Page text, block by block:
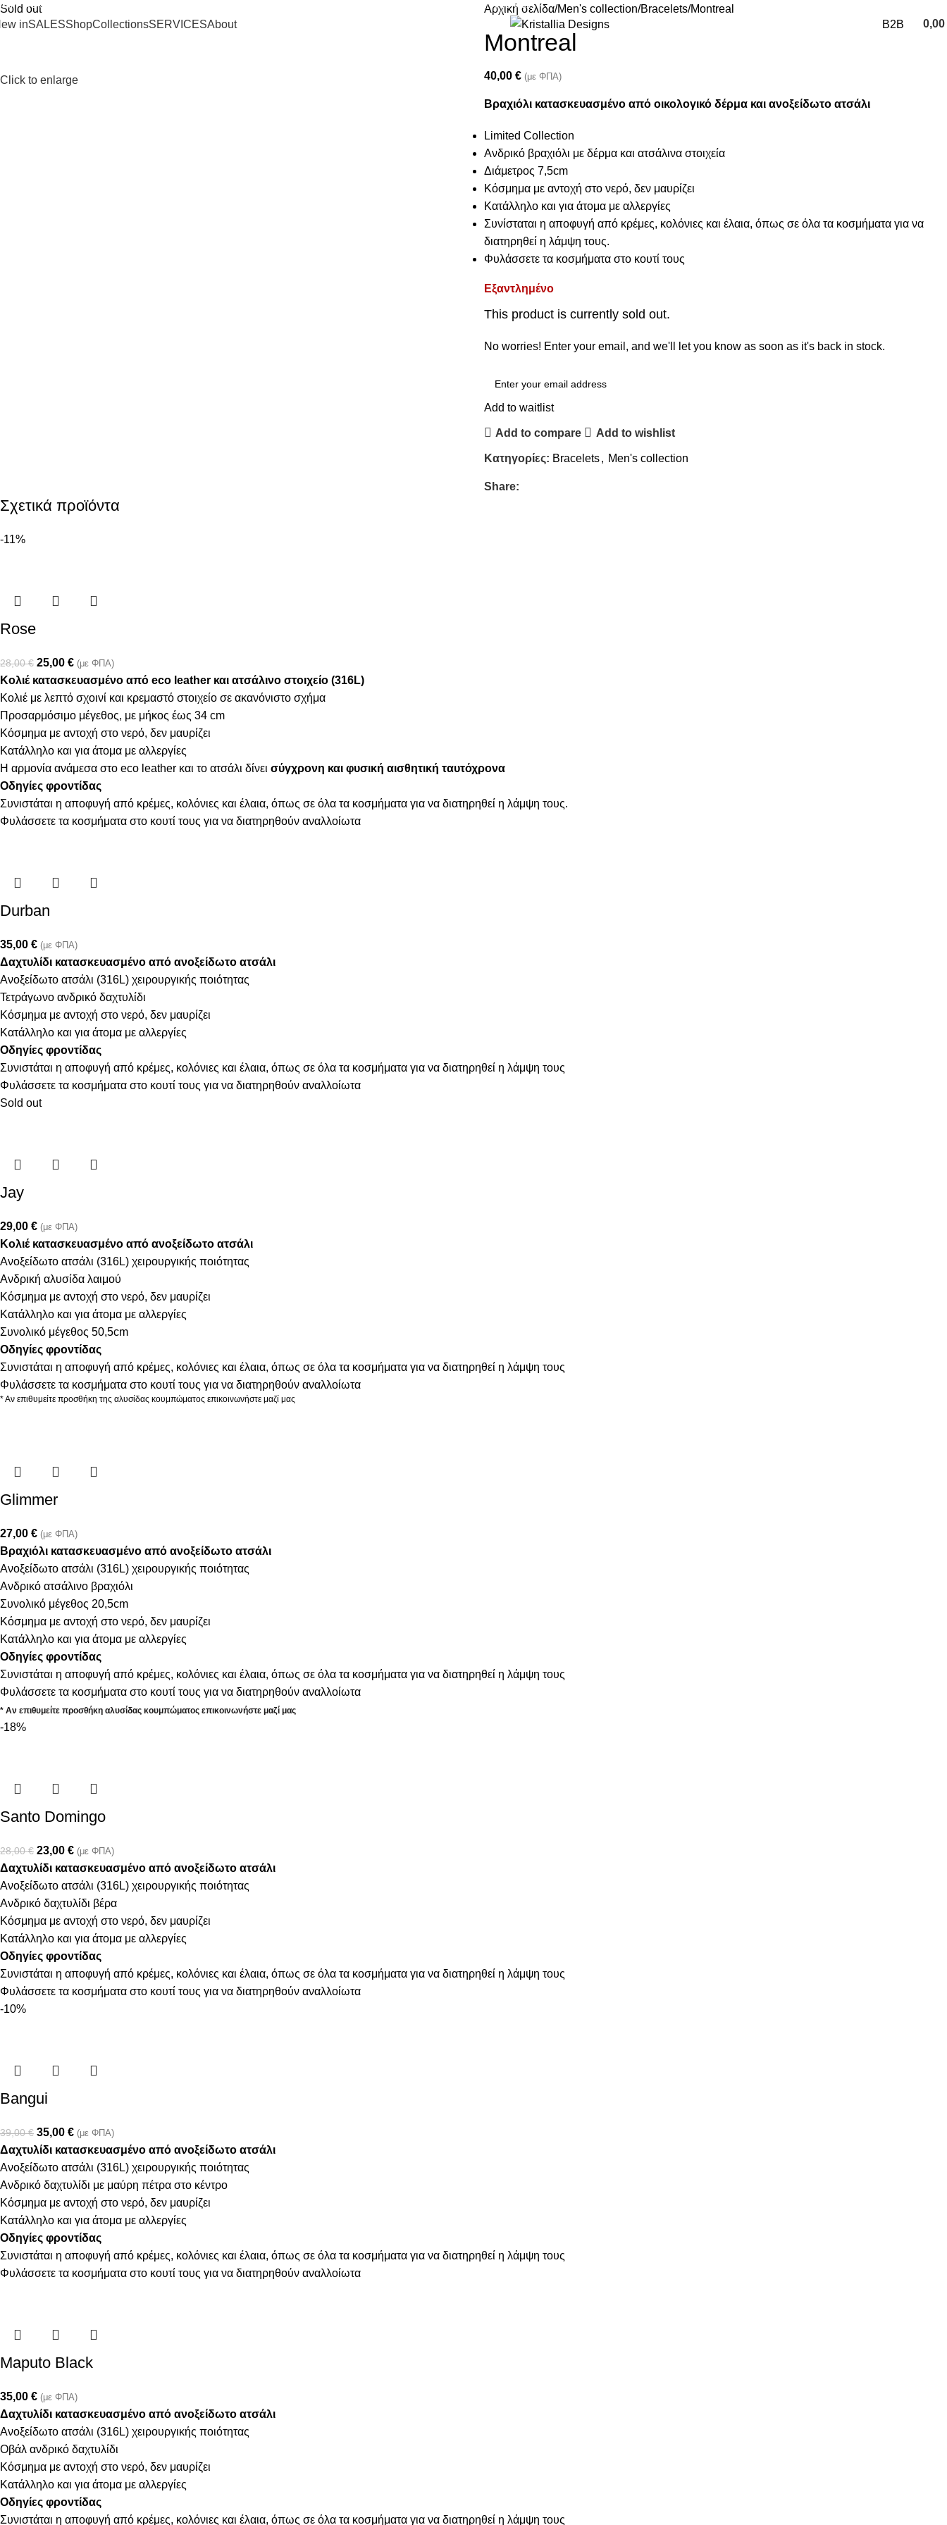
ON ORDERS OVER 100€ Join our newsletter and enjoy 10% Off
inSALESShopCollectionsSERVICESAbout B2B 0,00
Sold out
Click to enlarge
Αρχική σελίδα Men's collection Bracelets Montreal
Montreal
40,00 € (με ΦΠΑ)
Βραχιόλι κατασκευασμένο από οικολογικό δέρμα και ανοξείδωτο ατσάλι
Limited Collection
Ανδρικό βραχιόλι με δέρμα και ατσάλινα στοιχεία
Διάμετρος 7,5cm
Κόσμημα με αντοχή στο νερό, δεν μαυρίζει
Κατάλληλο και για άτομα με αλλεργίες
Συνίσταται η αποφυγή από κρέμες, κολόνιες και έλαια, όπως σε όλα τα κοσμήματα για να
διατηρηθεί η λάμψη τους.
Φυλάσσετε τα κοσμήματα στο κουτί τους
Εξαντλημένο
This product is currently sold out.
No worries! Enter your email, and we'll let you know as soon as it's back in stock.
Add to waitlist
Add to compare Add to wishlist
Κατηγορίες: Bracelets, Men's collection
Share:
Σχετικά προϊόντα
-11%
Rose
28,00€ 25,00 € (με ΦΠΑ)
Κολιέ κατασκευασμένο από eco leather και ατσάλινο στοιχείο (316L)
Κολιέ με λεπτό σχοινί και κρεμαστό στοιχείο σε ακανόνιστο σχήμα
Προσαρμόσιμο μέγεθος, με μήκος έως 34 cm
Κόσμημα με αντοχή στο νερό, δεν μαυρίζει
Κατάλληλο και για άτομα με αλλεργίες
Η αρμονία ανάμεσα στο eco leather και το ατσάλι δίνει σύγχρονη και φυσική αισθητική ταυτόχρονα
Οδηγίες φροντίδας
Συνιστάται η αποφυγή από κρέμες, κολόνιες και έλαια, όπως σε όλα τα κοσμήματα για να διατηρηθεί η λάμψη τους.
Φυλάσσετε τα κοσμήματα στο κουτί τους για να διατηρηθούν αναλλοίωτα
Durban
35,00 € (με ΦΠΑ)
Δαχτυλίδι κατασκευασμένο από ανοξείδωτο ατσάλι
Ανοξείδωτο ατσάλι (316L) χειρουργικής ποιότητας
Τετράγωνο ανδρικό δαχτυλίδι
Κόσμημα με αντοχή στο νερό, δεν μαυρίζει
Κατάλληλο και για άτομα με αλλεργίες
Οδηγίες φροντίδας
Συνιστάται η αποφυγή από κρέμες, κολόνιες και έλαια, όπως σε όλα τα κοσμήματα για να διατηρηθεί η λάμψη τους
Φυλάσσετε τα κοσμήματα στο κουτί τους για να διατηρηθούν αναλλοίωτα
Sold out
Jay
29,00 € (με ΦΠΑ)
Κολιέ κατασκευασμένο από ανοξείδωτο ατσάλι
Ανοξείδωτο ατσάλι (316L) χειρουργικής ποιότητας
Ανδρική αλυσίδα λαιμού
Κόσμημα με αντοχή στο νερό, δεν μαυρίζει
Κατάλληλο και για άτομα με αλλεργίες
Συνολικό μέγεθος 50,5cm
Οδηγίες φροντίδας
Συνιστάται η αποφυγή από κρέμες, κολόνιες και έλαια, όπως σε όλα τα κοσμήματα για να διατηρηθεί η λάμψη τους
Φυλάσσετε τα κοσμήματα στο κουτί τους για να διατηρηθούν αναλλοίωτα
* Αν επιθυμείτε προσθήκη της αλυσίδας κουμπώματος επικοινωνήστε μαζί μας
Glimmer
27,00 € (με ΦΠΑ)
Βραχιόλι κατασκευασμένο από ανοξείδωτο ατσάλι
Ανοξείδωτο ατσάλι (316L) χειρουργικής ποιότητας
Ανδρικό ατσάλινο βραχιόλι
Συνολικό μέγεθος 20,5cm
Κόσμημα με αντοχή στο νερό, δεν μαυρίζει
Κατάλληλο και για άτομα με αλλεργίες
Οδηγίες φροντίδας
Συνιστάται η αποφυγή από κρέμες, κολόνιες και έλαια, όπως σε όλα τα κοσμήματα για να διατηρηθεί η λάμψη τους
Φυλάσσετε τα κοσμήματα στο κουτί τους για να διατηρηθούν αναλλοίωτα
* Αν επιθυμείτε προσθήκη αλυσίδας κουμπώματος επικοινωνήστε μαζί μας
-18%
Santo Domingo
28,00€ 23,00 € (με ΦΠΑ)
Δαχτυλίδι κατασκευασμένο από ανοξείδωτο ατσάλι
Ανοξείδωτο ατσάλι (316L) χειρουργικής ποιότητας
Aνδρικό δαχτυλίδι βέρα
Κόσμημα με αντοχή στο νερό, δεν μαυρίζει
Κατάλληλο και για άτομα με αλλεργίες
Οδηγίες φροντίδας
Συνιστάται η αποφυγή από κρέμες, κολόνιες και έλαια, όπως σε όλα τα κοσμήματα για να διατηρηθεί η λάμψη τους
Φυλάσσετε τα κοσμήματα στο κουτί τους για να διατηρηθούν αναλλοίωτα
-10%
Bangui
39,00€ 35,00 € (με ΦΠΑ)
Δαχτυλίδι κατασκευασμένο από ανοξείδωτο ατσάλι
Ανοξείδωτο ατσάλι (316L) χειρουργικής ποιότητας
Aνδρικό δαχτυλίδι με μαύρη πέτρα στο κέντρο
Κόσμημα με αντοχή στο νερό, δεν μαυρίζει
Κατάλληλο και για άτομα με αλλεργίες
Οδηγίες φροντίδας
Συνιστάται η αποφυγή από κρέμες, κολόνιες και έλαια, όπως σε όλα τα κοσμήματα για να διατηρηθεί η λάμψη τους
Φυλάσσετε τα κοσμήματα στο κουτί τους για να διατηρηθούν αναλλοίωτα
Maputo Black
35,00 € (με ΦΠΑ)
Δαχτυλίδι κατασκευασμένο από ανοξείδωτο ατσάλι
Ανοξείδωτο ατσάλι (316L) χειρουργικής ποιότητας
Οβάλ ανδρικό δαχτυλίδι
Κόσμημα με αντοχή στο νερό, δεν μαυρίζει
Κατάλληλο και για άτομα με αλλεργίες
Οδηγίες φροντίδας
Συνιστάται η αποφυγή από κρέμες, κολόνιες και έλαια, όπως σε όλα τα κοσμήματα για να διατηρηθεί η λάμψη τους